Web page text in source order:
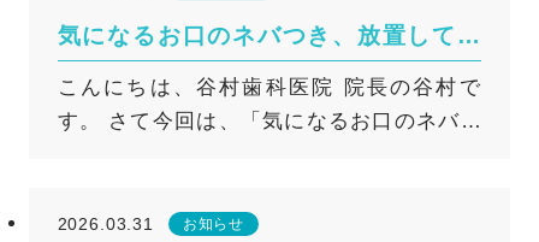
には限界があります。診療所レベルでの範
囲を超えると判断した場合には、大学病院
の口腔外科または専門外来を紹介させてい
ただきます。 詳しくはこちら
気になるお口のネバつき、放置しても
大丈夫？
こんにちは、谷村歯科医院 院長の谷村で
す。 さて今回は、「気になるお口のネバつ
きにお口の中がネバつくと 不快に感じる方
2026.03.31 お知らせ